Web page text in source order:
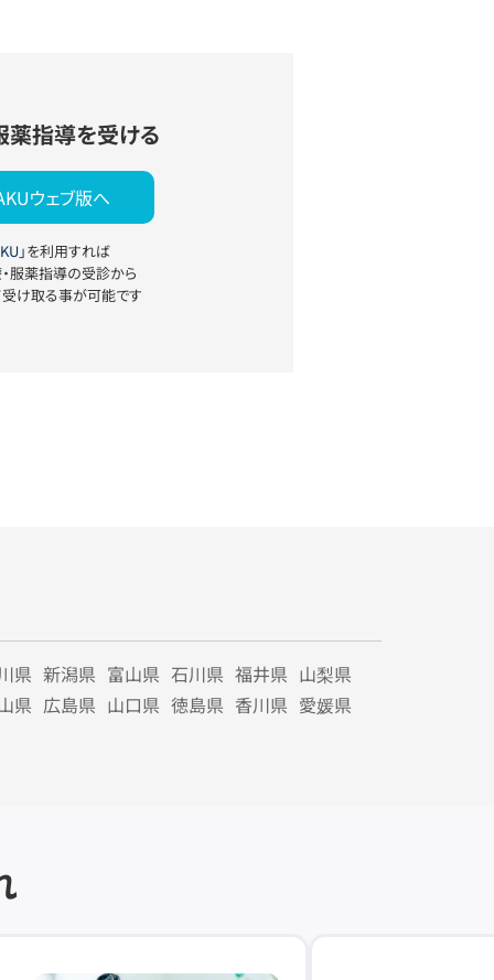
薬指導を受ける
ウェブ版へ
」を利用すれば
服薬指導の受診から
け取る事が可能です
県 新潟県 富山県 石川県 福井県 山梨県
県 広島県 山口県 徳島県 香川県 愛媛県